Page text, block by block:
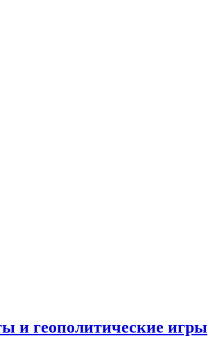
и геополитические игры